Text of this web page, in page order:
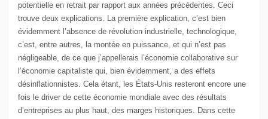
potentielle en retrait par rapport aux années précédentes. Ceci
trouve deux explications. La première explication, c’est bien
évidemment l’absence de révolution industrielle, technologique,
c’est, entre autres, la montée en puissance, et qui n’est pas
négligeable, de ce que j’appellerais l’économie collaborative sur
l’économie capitaliste qui, bien évidemment, a des effets
désinflationnistes. Cela étant, les États-Unis resteront encore une
fois le driver de cette économie mondiale avec des résultats
d’entreprises au plus haut, des marges historiques. Dans cette